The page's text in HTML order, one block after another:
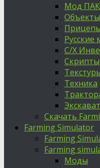
Мод ПАК
Объекты
Русские
С/Х
Скрипты
Техника
Скачать
Farming Simulator
Farming
Farming
Моды